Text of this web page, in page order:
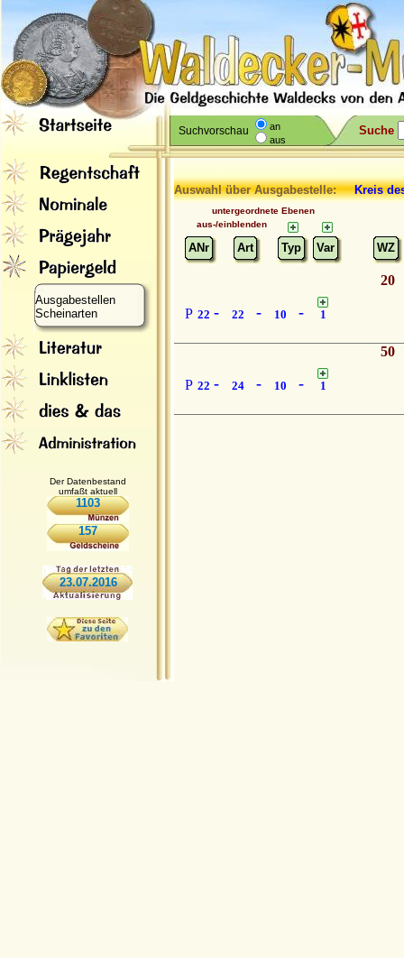
Suchvorschau
an
aus
Suche
Ausgabestellen
Scheinarten
Der Datenbestand
umfaßt aktuell
1103
157
23.07.2016
Auswahl über Ausgabestelle: Kreis
untergeordnete Ebenen
aus-/einblenden
ANr Art Typ Var WZ
P 22 - 22 - 10 - 1
20
P 22 - 24 - 10 - 1
50